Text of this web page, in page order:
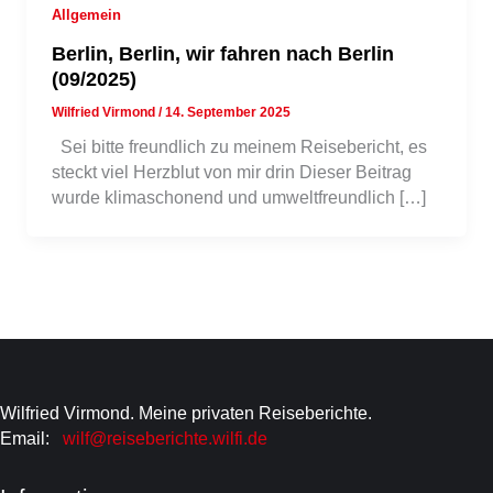
Allgemein
Berlin, Berlin, wir fahren nach Berlin
(09/2025)
Wilfried Virmond/14. September 2025
Sei bitte freundlich zu meinem Reisebericht, es
steckt viel Herzblut von mir drin Dieser Beitrag
wurde klimaschonend und umweltfreundlich […]
Wilfried Virmond. Meine privaten Reiseberichte.
Email:
wilf@reiseberichte.wilfi.de